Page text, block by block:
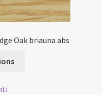
Oak briauna abs